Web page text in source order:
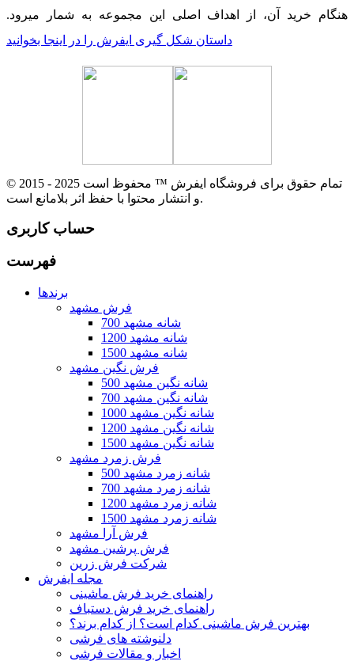
هنگام خرید آن، از اهداف اصلی این مجموعه به شمار میرود.
داستان شکل گیری ایفرش را در اینجا بخوانید
© 2015 - 2025 تمام حقوق برای فروشگاه ایفرش ™ محفوظ است
و انتشار محتوا با حفظ اثر بلامانع است.
حساب کاربری
فهرست
برندها
فرش مشهد
700 شانه مشهد
1200 شانه مشهد
1500 شانه مشهد
فرش نگین مشهد
500 شانه نگین مشهد
700 شانه نگین مشهد
1000 شانه نگین مشهد
1200 شانه نگین مشهد
1500 شانه نگین مشهد
فرش زمرد مشهد
500 شانه زمرد مشهد
700 شانه زمرد مشهد
1200 شانه زمرد مشهد
1500 شانه زمرد مشهد
فرش آرا مشهد
فرش پرشین مشهد
شرکت فرش زرین
مجله ایفرش
راهنمای خرید فرش ماشینی
راهنمای خرید فرش دستباف
بهترین فرش ماشینی کدام است؟ از کدام برند؟
دلنوشته های فرشی
اخبار و مقالات فرشی